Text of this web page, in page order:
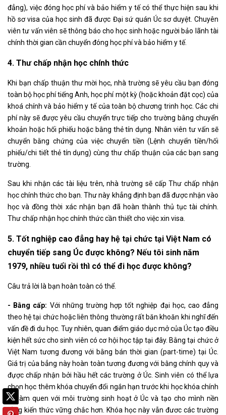
đẳng), việc đóng học phí và bảo hiểm y tế có thể thực hiện sau khi
hồ sơ visa của học sinh đã được Đại sứ quán Úc sơ duyệt. Chuyên
viên tư vấn viên sẽ thông báo cho học sinh hoặc người bảo lãnh tài
chính thời gian cần chuyển đóng học phí và bảo hiểm y tế.
4. Thư chấp nhận học chính thức
Khi bạn chấp thuận thư mời học, nhà trường sẽ yêu cầu bạn đóng
toàn bộ học phí tiếng Anh, học phí một kỳ (hoặc khoản đặt cọc) của
khoá chính và bảo hiểm y tế của toàn bộ chương trinh học. Các chi
phí này sẽ được yêu cầu chuyển trực tiếp cho trường bằng chuyển
khoản hoặc hối phiếu hoặc bằng thẻ tín dụng. Nhân viên tư vấn sẽ
chuyển bằng chứng của việc chuyển tiền (Lệnh chuyển tiền/hối
phiếu/chi tiết thẻ tín dụng) cùng thư chấp thuận của các bạn sang
trường.
Sau khi nhận các tài liệu trên, nhà trường sẽ cấp Thư chấp nhận
học chính thức cho bạn. Thư này khẳng định bạn đã được nhận vào
học và đồng thời xác nhận bạn đã hoàn thành thủ tục tài chính.
Thư chấp nhận học chính thức cần thiết cho việc xin visa.
5. Tốt nghiệp cao đẳng hay hệ tại chức tại Việt Nam có
chuyển tiếp sang Úc được không? Nếu tôi sinh năm
1979, nhiều tuổi rồi thì có thể đi học được không?
Câu trả lời là bạn hoàn toàn có thể.
- Bằng cấp: Với những trường hợp tốt nghiệp đại học, cao đẳng
theo hệ tại chức hoặc liên thông thường rất băn khoăn khi nghĩ đến
vấn đề đi du học. Tuy nhiên, quan điểm giáo dục mở của Úc tạo điều
kiện hết sức cho sinh viên có cơ hội học tập tại đây. Bằng tại chức ở
Việt Nam tương đương với bằng bán thời gian (part-time) tại Úc.
Giá trị của bẳng này hoàn toàn tương đương với bằng chính quy và
đựợc chấp nhận bởi hầu hết các trường ở Úc. Sinh viên có thể lựa
chọn học thêm khóa chuyển đổi ngắn hạn trước khi học khóa chính
để làm quen với môi trường sinh hoạt ở Úc và tạo cho mình nền
tảng kiến thức vững chắc hơn. Khóa học này vẫn đươc các trường